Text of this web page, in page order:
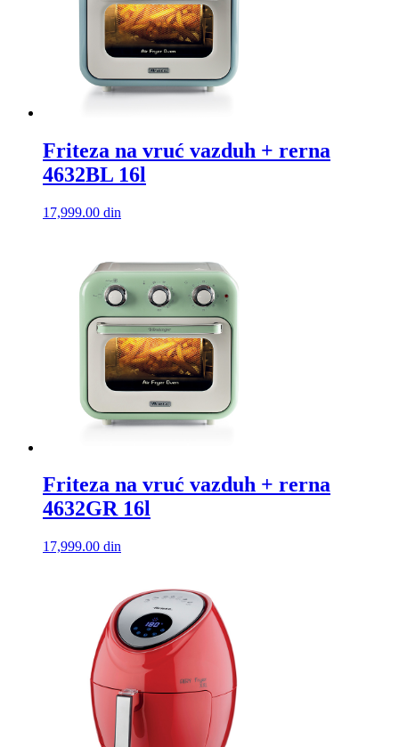
Friteza na vruć vazduh + rerna
4632BL 16l
17,999.00 din
Friteza na vruć vazduh + rerna
4632GR 16l
17,999.00 din